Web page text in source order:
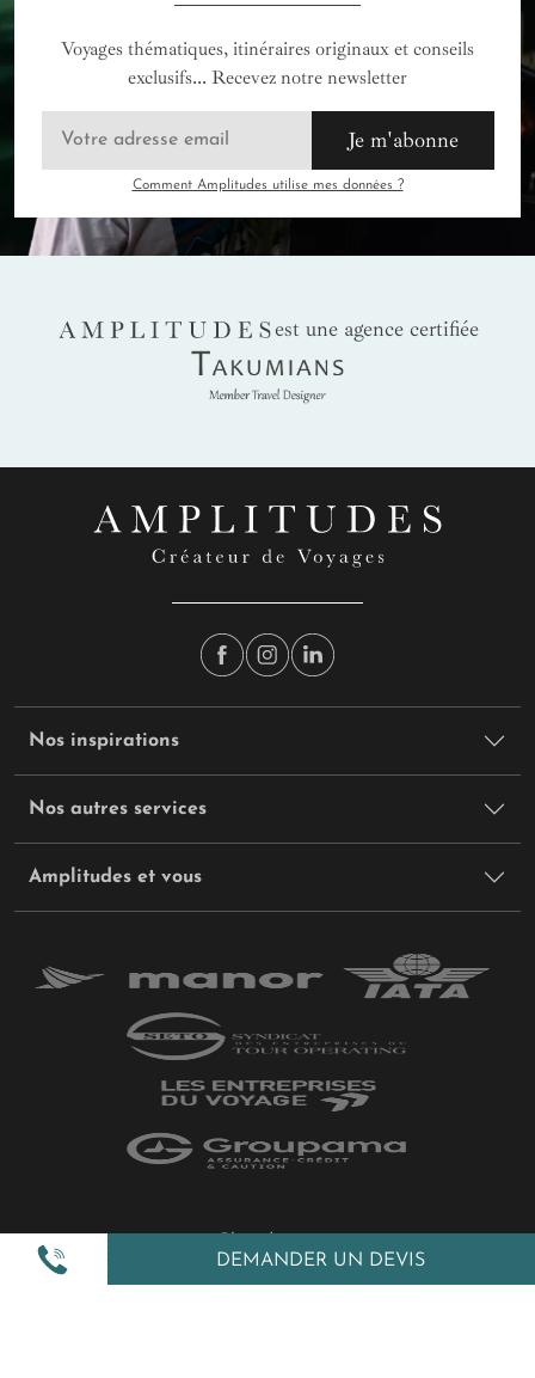
DEMANDER UN DEVIS
Voyages thématiques, itinéraires originaux et conseils
exclusifs... Recevez notre newsletter
Je m'abonne
Comment Amplitudes utilise mes données ?
AMPLITUDES
est une agence certifiée
Takumians
Nos inspirations
Nos autres services
Amplitudes et vous
Politique de confidentialité